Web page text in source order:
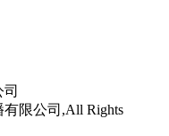
限公司,All Rights